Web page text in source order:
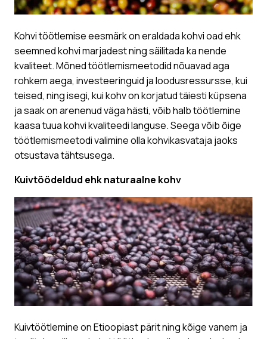
Kohvi töötlemise eesmärk on eraldada kohvi oad ehk
seemned kohvi marjadest ning säilitada ka nende
kvaliteet. Mõned töötlemismeetodid nõuavad aga
rohkem aega, investeeringuid ja loodusressursse, kui
teised, ning isegi, kui kohv on korjatud täiesti küpsena
ja saak on arenenud väga hästi, võib halb töötlemine
kaasa tuua kohvi kvaliteedi languse. Seega võib õige
töötlemismeetodi valimine olla kohvikasvataja jaoks
otsustava tähtsusega.
Kuivtöödeldud ehk naturaalne kohv
Kuivtöötlemine on Etioopiast pärit ning kõige vanem ja